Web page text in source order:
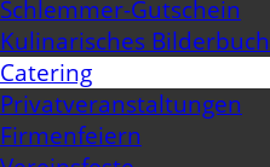
Schlemmer-Gutschein
Kulinarisches Bilderbuch
Catering
Privatveranstaltungen
Firmenfeiern